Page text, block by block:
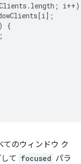
. length ; i++)
[i];
)
{
;
てのウィンドウ ク
て focused パラ